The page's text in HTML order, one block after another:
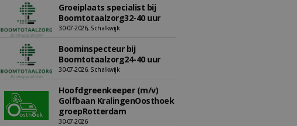
Groeiplaats specialist bij
Boomtotaalzorg32-40 uur
30-07-2026, Schalkwijk
Boominspecteur bij
Boomtotaalzorg24-40 uur
30-07-2026, Schalkwijk
Hoofdgreenkeeper (m/v)
Golfbaan KralingenOosthoek
groepRotterdam
30-07-2026